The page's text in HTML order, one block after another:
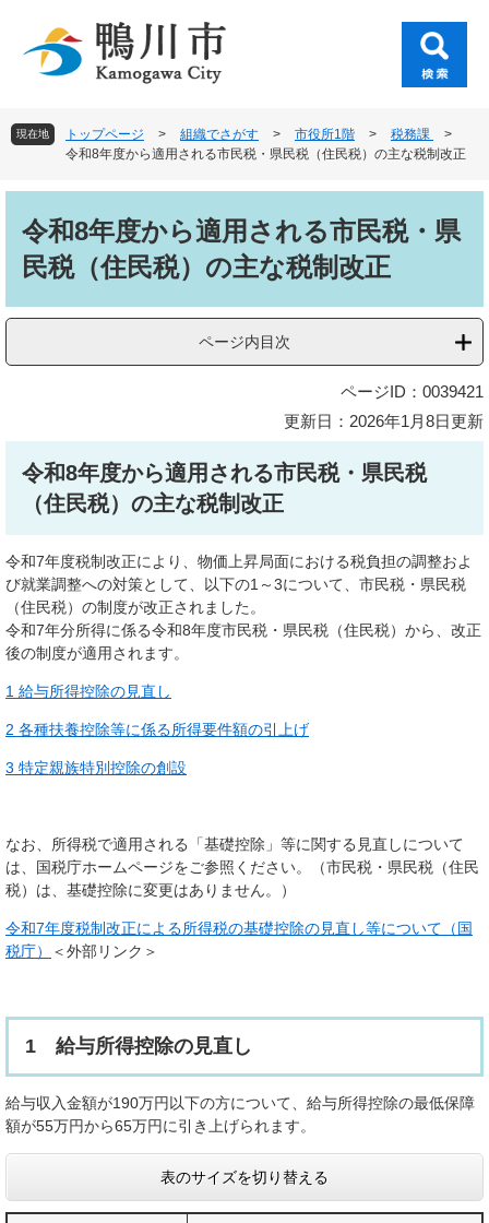
頭
で
。
飛
ば
て
現在地 トップページ > 組織でさがす > 市役所1階 > 税務課
>
令和8年度から適用される市民税・県民税（住民税）の主な税制改正
令和8年度から適用される市民税・県
民税（住民税）の主な税制改正
ページ内目次
ページID：0039421
更新日：2026年1月8日更新
令和8年度から適用される市民税・県民税
（住民税）の主な税制改正
令和7年度税制改正により、物価上昇局面における税負担の調整およ
び就業調整への対策として、以下の1～3について、市民税・県民税
（住民税）の制度が改正されました。
令和7年分所得に係る令和8年度市民税・県民税（住民税）から、改正
後の制度が適用されます。
1 給与所得控除の見直し
2 各種扶養控除等に係る所得要件額の引上げ
3 特定親族特別控除の創設
なお、所得税で適用される「基礎控除」等に関する見直しについて
は、国税庁ホームページをご参照ください。（市民税・県民税（住民
税）は、基礎控除に変更はありません。）
令和7年度税制改正による所得税の基礎控除の見直し等について（国
税庁）
＜外部リンク＞
1 給与所得控除の見直し
給与収入金額が190万円以下の方について、給与所得控除の最低保障
額が55万円から65万円に引き上げられます。
表のサイズを切り替える